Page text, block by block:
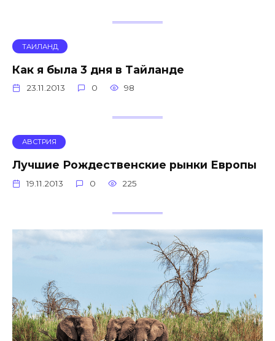
ТАИЛАНД
Как я была 3 дня в Тайланде
23.11.2013 0 98
АВСТРИЯ
Лучшие Рождественские рынки Европы
19.11.2013 0 225